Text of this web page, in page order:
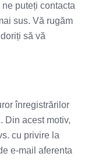
puteți contacta
sus. Vă rugăm
să vă
înregistrărilor
Din acest motiv,
cu privire la
e-mail aferenta